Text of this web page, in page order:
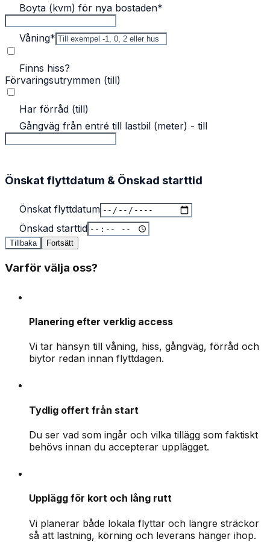
Boyta (kvm) för nya bostaden*
Våning*
Finns hiss?
Förvaringsutrymmen (till)
Har förråd (till)
Gångväg från entré till lastbil (meter) - till
Önskat flyttdatum & Önskad starttid
Önskat flyttdatum
Önskad starttid
Tillbaka Fortsätt
Varför välja oss?
Planering efter verklig access
Vi tar hänsyn till våning, hiss, gångväg, förråd och
biytor redan innan flyttdagen.
Tydlig offert från start
Du ser vad som ingår och vilka tillägg som faktiskt
behövs innan du accepterar upplägget.
Upplägg för kort och lång rutt
Vi planerar både lokala flyttar och längre sträckor
så att lastning, körning och leverans hänger ihop.